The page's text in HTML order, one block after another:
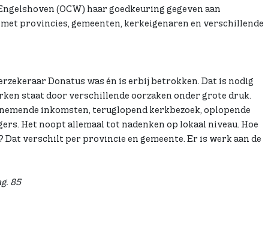
(OCW) haar goedkeuring gegeven aan
provincies, gemeenten, kerkeigenaren en verschillende
Donatus was én is erbij betrokken. Dat is nodig
staat door verschillende oorzaken onder grote druk.
inkomsten, teruglopend kerkbezoek, oplopende
Het noopt allemaal tot nadenken op lokaal niveau. Hoe
Dat verschilt per provincie en gemeente. Er is werk aan de
85